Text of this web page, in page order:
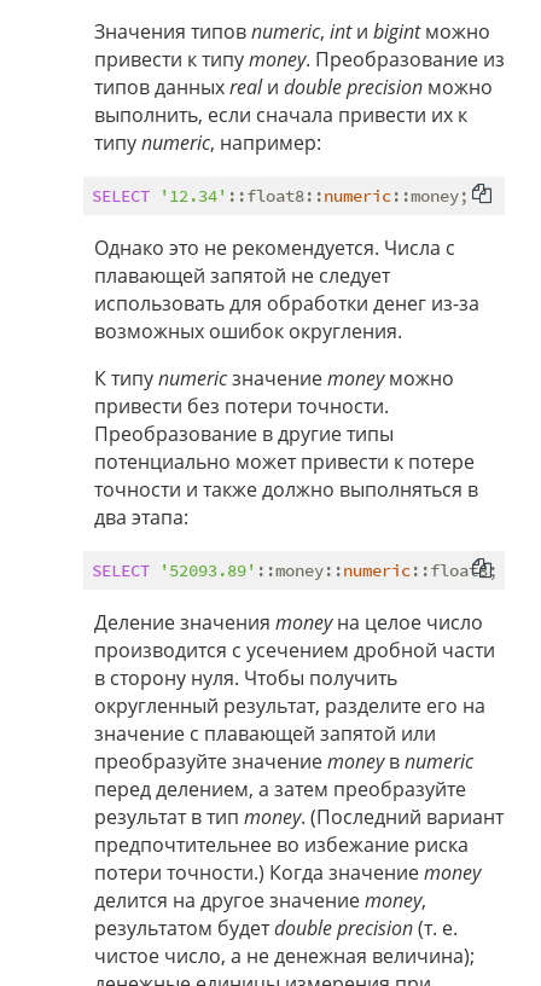
Значения типовnumeric, intи bigintможно
привести к типуmoney. Преобразование из
типов данныхrealи double precision можно
выполнить, если сначала привести их к
типуnumeric, например:
SELECT '12.34' ::float8::numeric
Однако это не рекомендуется. Числа с
плавающей запятой не следует
использовать для обработки денег из-за
возможных ошибок округления.
К типуnumericзначениеmoneyможно
привести без потери точности.
Преобразование в другие типы
потенциально может привести к потере
точности и также должно выполняться в
два этапа:
SELECT '52093.89' ::money::numeric
Деление значения moneyна целое число
производится с усечением дробной части
в сторону нуля. Чтобы получить
округленный результат, разделите его на
значение с плавающей запятой или
преобразуйте значениеmoneyвnumeric
перед делением, а затем преобразуйте
результат в тип money. (Последний вариант
предпочтительнее во избежание риска
потери точности.) Когда значениеmoney
делится на другое значениеmoney,
результатом будетdouble precision(т. е.
чистое число, а не денежная величина);